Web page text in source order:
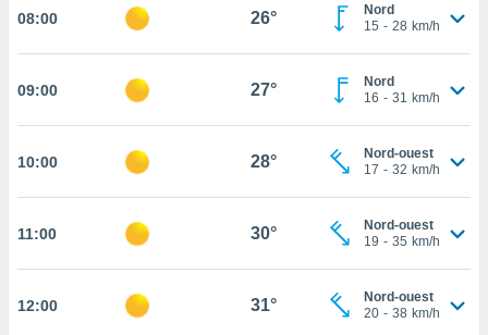
de
et
PARAMÈTRES
08:00 26°
Nord
15 - 28 km/h
09:00 27°
Nord
16 - 31 km/h
10:00 28°
Nord-ouest
17 - 32 km/h
11:00 30°
Nord-ouest
19 - 35 km/h
12:00 31°
Nord-ouest
20 - 38 km/h